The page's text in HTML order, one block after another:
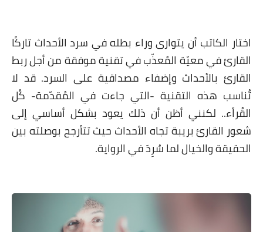
الكاتب أن يتوارى وراء بطله في سرد الأحداث تاركًا
في معيّة المُعذّب في تقنية موفقة من أجل ربط
بالأحداث وإضفاء مصداقية على السرد. قد لا
هذه التقنية -التي جاءت في المُقدّمة- كُل
لكنني أظن أن ذلك يعود بشكل أساسي إلى
القارئ بريبة تجاه الأحداث حيث تتأرجح بوصلته بين
والخيال لما سُرِدَ في الرواية.